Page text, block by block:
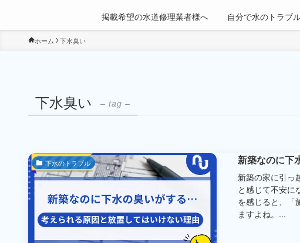
掲載希望の水道修理業者様へ 自分で水のトラブ
ホーム 下水臭い
下水臭い – tag –
下水のトラブル 新築なのに下
新築の家に引っ
と感じて不安に
を感じると、「
ますよね。...